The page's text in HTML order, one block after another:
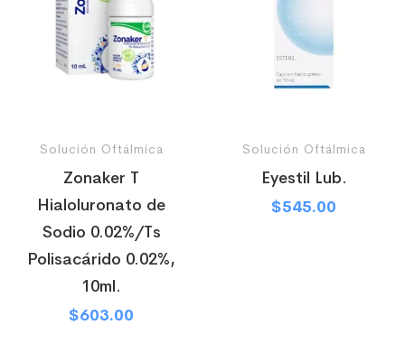
Solución Oftálmica
Zonaker T
Hialoluronato de
Sodio 0.02%/Ts
Polisacárido 0.02%,
10ml.
$603.00
Solución Oftálmica
Eyestil Lub.
$545.00